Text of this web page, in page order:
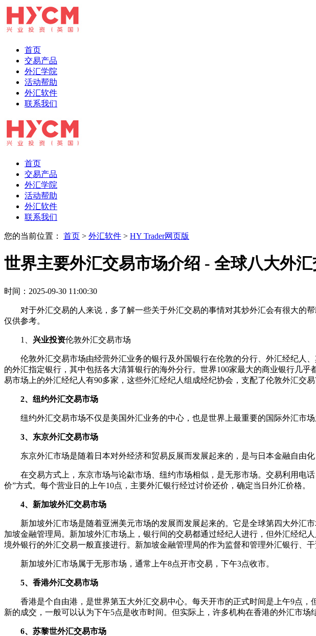
首页
交易产品
外汇学院
活动帮助
外汇软件
联系我们
首页
交易产品
外汇学院
活动帮助
外汇软件
联系我们
您的当前位置： 首页 > 外汇软件 > HY Trader网页版
世界主要外汇交易市场介绍 - 全球八大外
时间：2025-09-30 11:00:30
对于外汇交易的人来说，多了解一些关于外汇交易的事情对其炒外汇会有很大的
仅供参考。
1、 兴业投资伦敦外汇交易市场
伦敦外汇交易市场由经营外汇业务的银行及外国银行在伦敦的分行、外汇经纪人
的外汇指定银行，其中包括各大清算银行的海外分行。世界100家最大的商业银行几
易市场上的外汇经纪人有90多家，这些外汇经纪人组成经纪协会，支配了伦敦外汇交
2、纽约外汇交易市场
纽约外汇交易市场不仅是美国外汇业务的中心，也是世界上最重要的国际外汇市
3、东京外汇交易市场
东京外汇市场是随着日本对外经济和贸易反展而发展起来的，是与日本金融自由化
在交易方式上，东京市场与论歘市场、纽约市场相似，是无形市场。交易利用电
价”方式。每个营业日的上午10点，主要外汇银行经过讨价还价，确定当日外汇价格。
4、新加坡外汇交易市场
新加坡外汇市场是随着亚洲美元市场的发展而发展起来的。它是全球第四大外汇
加坡金融管理局。新加坡外汇市场上，银行间的交易都通过经纪人进行，但外汇经纪
境外银行的外汇交易一般直接进行。新加坡金融管理局的作为监督和管理外汇银行、干
新加坡外汇市场属于无形市场，通常上午8点开市交易，下午3点收市。
5、香港外汇交易市场
香港是个自由港，是世界第五大外汇交易中心。每天开市的正式时间是上午9点
新的成交，一般可以认为下午5点是收市时间。但实际上，许多机构在香港的外汇市
6、苏黎世外汇交易市场